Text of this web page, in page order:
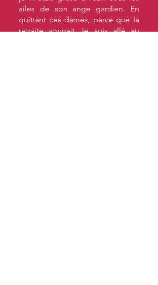
ailes de son ange gardien. En
quittant ces dames, parce que la
retraite sonnait, je suis allé au